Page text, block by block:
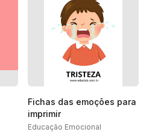
Fichas das emoções para
imprimir
Educação Emocional